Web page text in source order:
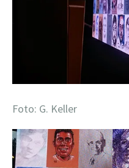
Foto: G. Keller